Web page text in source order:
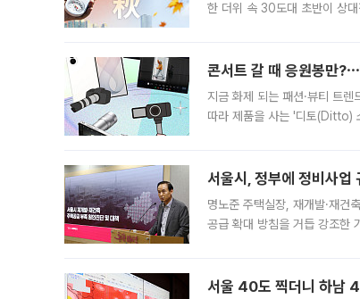
한 더위 속 30도대 초반이 상
콘서트 갈 때 응원봉만
지금 화제 되는 패션·뷰티 트
따라 제품을 사는 '디토(Ditto)
서울시, 정부에 정비사
명노준 주택실장, 재개발·재건
공급 확대 방침을 거듭 강조한
서울 40도 찍더니 하남